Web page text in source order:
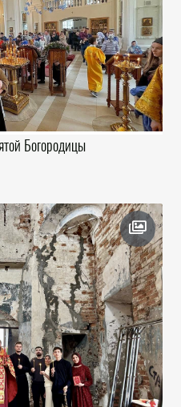
Богородицы